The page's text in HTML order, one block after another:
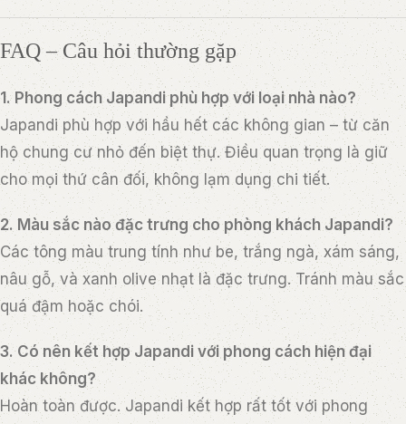
FAQ – Câu hỏi thường gặp
1. Phong cách Japandi phù hợp với loại nhà nào?
Japandi phù hợp với hầu hết các không gian – từ căn
hộ chung cư nhỏ đến biệt thự. Điều quan trọng là giữ
cho mọi thứ cân đối, không lạm dụng chi tiết.
2. Màu sắc nào đặc trưng cho phòng khách Japandi?
Các tông màu trung tính như be, trắng ngà, xám sáng,
nâu gỗ, và xanh olive nhạt là đặc trưng. Tránh màu sắc
quá đậm hoặc chói.
3. Có nên kết hợp Japandi với phong cách hiện đại
khác không?
Hoàn toàn được. Japandi kết hợp rất tốt với phong